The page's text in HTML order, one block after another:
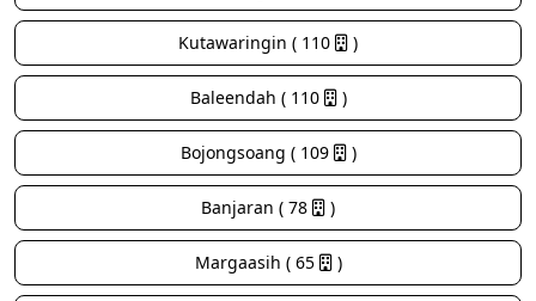
Kutawaringin ( 110 )
Baleendah ( 110 )
Bojongsoang ( 109 )
Banjaran ( 78 )
Margaasih ( 65 )